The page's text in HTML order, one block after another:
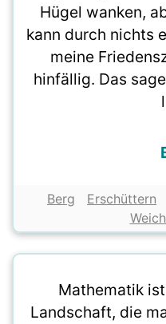
Hügel wanken,
kann durch nichts
meine
hinfällig. Das
Berg Erschüttern
Mathematik
Landschaft, die